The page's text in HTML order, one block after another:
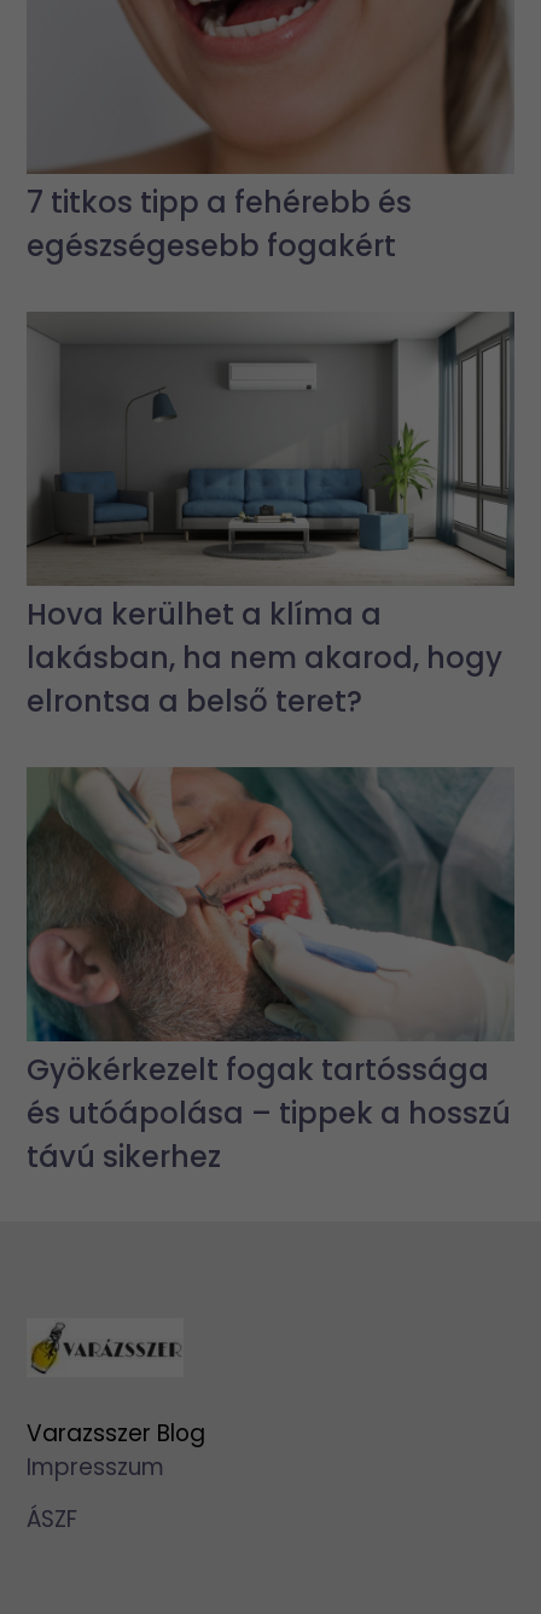
7 titkos tipp a fehérebb és
egészségesebb fogakért
Hova kerülhet a klíma a
lakásban, ha nem akarod, hogy
elrontsa a belső teret?
Gyökérkezelt fogak tartóssága
és utóápolása – tippek a hosszú
távú sikerhez
Varazsszer Blog
Impresszum
ÁSZF